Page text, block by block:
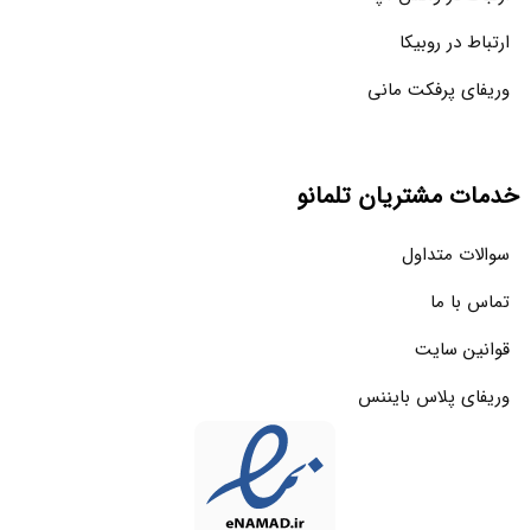
ارتباط در روبیکا
وریفای پرفکت مانی
خدمات مشتریان تلمانو
سوالات متداول
تماس با ما
قوانین سایت
وریفای پلاس بایننس